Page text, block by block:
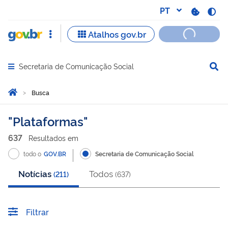
Abrir menu principal de navegação
Secretaria de Comunicação Social
Você está aqui:
Página Inicial
Busca
Busca
Plataformas
637 Resultados em
todo o GOV.BR Secretaria de Comunicação Social
Notícias (211) Todos (637)
Filtrar